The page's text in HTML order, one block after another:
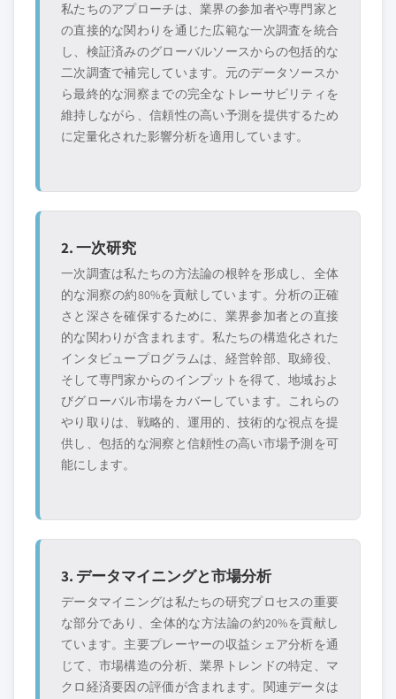
私たちのアプローチは、業界の参加者や専門家と
の直接的な関わりを通じた広範な一次調査を統合
し、検証済みのグローバルソースからの包括的な
二次調査で補完しています。元のデータソースか
ら最終的な洞察までの完全なトレーサビリティを
維持しながら、信頼性の高い予測を提供するため
に定量化された影響分析を適用しています。
2. 一次研究
一次調査は私たちの方法論の根幹を形成し、全体
的な洞察の約80%を貢献しています。分析の正確
さと深さを確保するために、業界参加者との直接
的な関わりが含まれます。私たちの構造化された
インタビュープログラムは、経営幹部、取締役、
そして専門家からのインプットを得て、地域およ
びグローバル市場をカバーしています。これらの
やり取りは、戦略的、運用的、技術的な視点を提
供し、包括的な洞察と信頼性の高い市場予測を可
能にします。
3. データマイニングと市場分析
データマイニングは私たちの研究プロセスの重要
な部分であり、全体的な方法論の約20%を貢献し
ています。主要プレーヤーの収益シェア分析を通
じて、市場構造の分析、業界トレンドの特定、マ
クロ経済要因の評価が含まれます。関連データは